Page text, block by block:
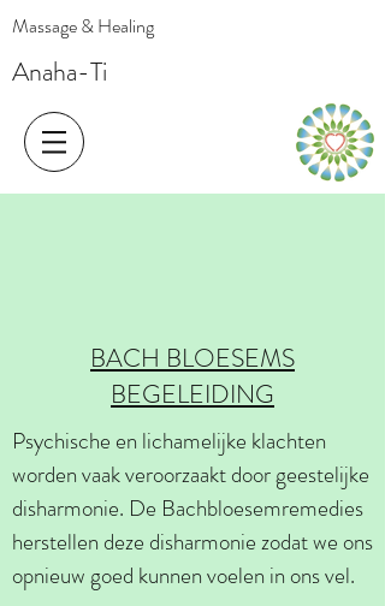
Massage & Healing
Anaha-Ti
BACH BLOESEMS
BEGELEIDING
Psychische en lichamelijke klachten
worden vaak veroorzaakt door geestelijke
disharmonie. De Bachbloesemremedies
herstellen deze disharmonie zodat we ons
opnieuw goed kunnen voelen in ons vel.